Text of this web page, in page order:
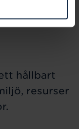
hållbart
resurser